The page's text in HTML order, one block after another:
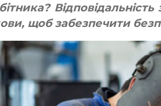
щоб забезпечити